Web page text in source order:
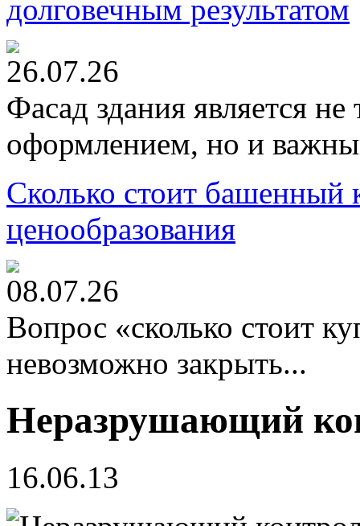
долговечным результатом
26.07.26
Фасад здания является
оформлением, но и
Сколько стоит башенный
ценообразования
08.07.26
Вопрос «сколько стоит
невозможно закрыть...
Неразрушающий
16.06.13